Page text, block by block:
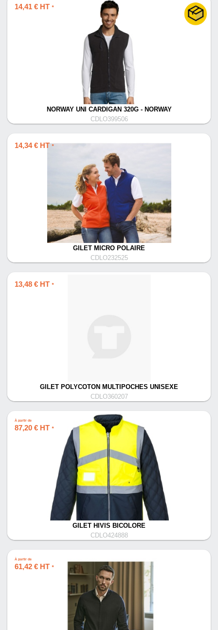
14,41 € HT *
NORWAY UNI CARDIGAN 320G - NORWAY
CDLO399506
14,34 € HT*
GILET MICRO POLAIRE
CDLO232525
13,48 € HT *
GILET POLYCOTON MULTIPOCHES UNISEXE
CDLO360207
À partir de
87,20 € HT *
GILET HIVIS BICOLORE
CDLO424888
À partir de
61,42 € HT *